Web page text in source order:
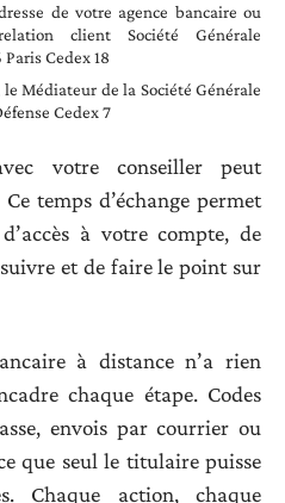
de votre agence bancaire ou
client Société Générale
Paris Cedex 18
Médiateur de la Société Générale
Cedex 7
votre conseiller peut
temps d’échange permet
à votre compte, de
et de faire le point sur
à distance n’a rien
chaque étape. Codes
envois par courrier ou
que seul le titulaire puisse
Chaque action, chaque